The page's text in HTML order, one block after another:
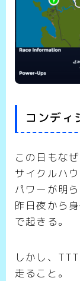
コンディ
この日もな
サイクルハ
パワーが明
昨日夜から
で起きる。
しかし、
走ること。